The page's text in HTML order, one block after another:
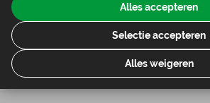
Ook kamperen
water
Alles accepteren
Selectie accepteren
Alles weigeren